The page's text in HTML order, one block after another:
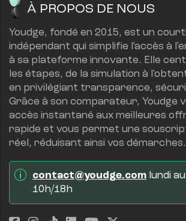
À PROPOS DE NOUS
Youdge, fondé en 2015, est un
indépendant qui simplifie l'accès à
à sa plateforme innovante. Elle
les étapes, de la simulation à
en privilégiant transparence,
Grâce à son comparateur, Youdge
accès instantané aux meilleures
rapide et vous permet une
réel, réduisant ainsi vos démarches.
contact@youdge.com lundi
10h/18h